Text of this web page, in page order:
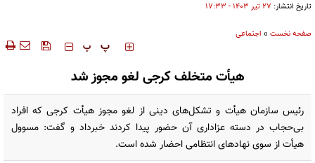
تاریخ انتشار: ۲۷ تير ۱۴۰۳ - ۱۷:۳۳
صفحه نخست » اجتماعی
‍‍‍ پ پ
هیأت متخلف کرجی لغو مجوز شد
رئیس سازمان هیأت و تشکل‌های دینی از لغو مجوز هیأت کرجی که افراد
بی‌حجاب در دسته عزاداری آن حضور پیدا کردند خبرداد و گفت: مسوول
هیأت از سوی نهادهای انتظامی احضار شده است.